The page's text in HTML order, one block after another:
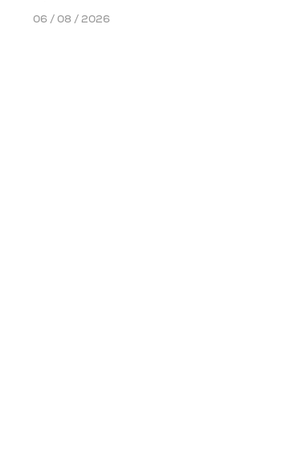
06 / 08 / 2026